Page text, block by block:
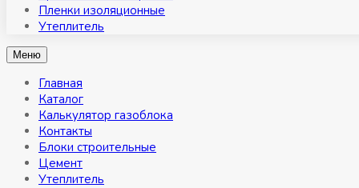
Пленки изоляционные
Утеплитель
Меню
Главная
Каталог
Калькулятор газоблока
Контакты
Блоки строительные
Цемент
Утеплитель